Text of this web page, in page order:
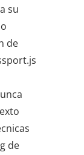
su
de
de